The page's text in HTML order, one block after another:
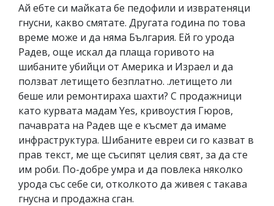
Ай ебте си майката бе педофили и извратеняци
гнусни, какво смятате. Другата година по това
време може и да няма България. Ей го урода
Радев, още искал да плаща горивото на
шибаните убийци от Америка и Израел и да
ползват летището безплатно. .летището ли
беше или ремонтираха шахти? С продажници
като курвата мадам Yes, кривоустия Гюров,
пачаврата на Радев ще е късмет да имаме
инфраструктура. Шибаните евреи си го казват в
прав текст, ме ще съсипят целия свят, за да сте
им роби. По-добре умра и да повлека няколко
урода със себе си, отколкото да живея с такава
гнусна и продажна сган.